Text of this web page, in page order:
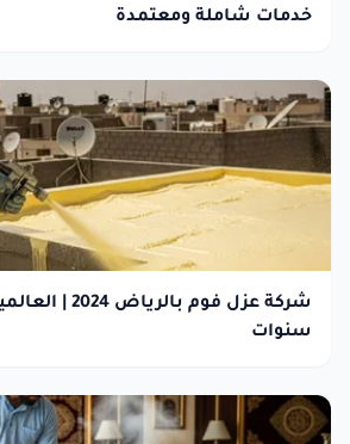
خدمات شاملة ومعتمدة
سنوات